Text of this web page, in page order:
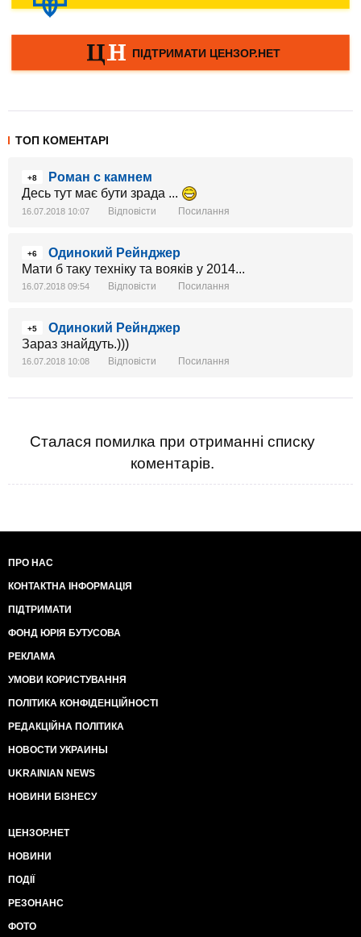
ТОП КОМЕНТАРІ
+8
Роман с камнем
Десь тут має бути зрада ...
16.07.2018 10:07 Відповісти Посилання
+6
Одинокий Рейнджер
Мати б таку техніку та вояків у 2014...
16.07.2018 09:54 Відповісти Посилання
+5
Одинокий Рейнджер
Зараз знайдуть.)))
16.07.2018 10:08 Відповісти Посилання
Сталася помилка при отриманні списку
коментарів.
ПРО НАС
КОНТАКТНА ІНФОРМАЦІЯ
ПІДТРИМАТИ
ФОНД ЮРІЯ БУТУСОВА
РЕКЛАМА
УМОВИ КОРИСТУВАННЯ
ПОЛІТИКА КОНФІДЕНЦІЙНОСТІ
РЕДАКЦІЙНА ПОЛІТИКА
НОВОСТИ УКРАИНЫ
UKRAINIAN NEWS
НОВИНИ БІЗНЕСУ
ЦЕНЗОР.НЕТ
НОВИНИ
ПОДІЇ
РЕЗОНАНС
ФОТО